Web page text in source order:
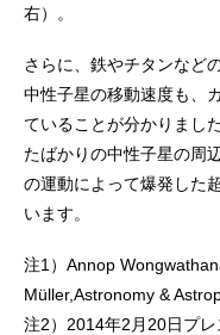
右）。
さらに、鉄やチタンなど
中性子星の移動速度も、
ていることが分かりまし
たばかりの中性子星の周
の運動によって爆発した
います。
注1） Annop
Müller,Astronomy &
注2）2014年2月20日プレ